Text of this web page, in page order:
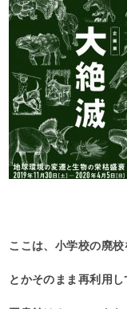
ここは、小学校の廃
とかそのまま再利用